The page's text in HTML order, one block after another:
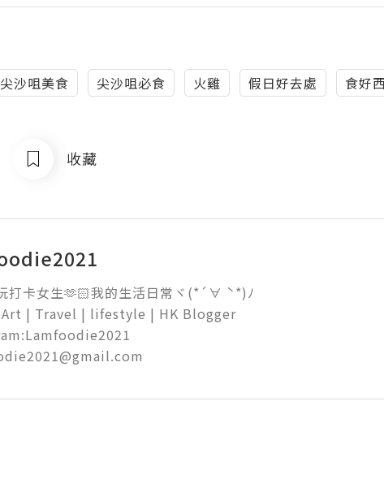
尖沙咀美食 尖沙咀必食 火雞 假日好去處 食好
收藏
打卡女生🫶🏻我的生活日常ヾ(*´∀ ˋ*)ﾉ
| Travel | lifestyle | HK Blogger